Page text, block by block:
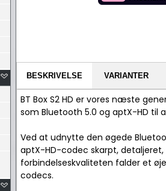
BESKRIVELSE VARIANTER
BT Box S2 HD er vores næste
som Bluetooth 5.0 og aptX-HD
Ved at udnytte den øgede
aptX-HD-codec skarpt,
forbindelseskvaliteten falder et
codecs.